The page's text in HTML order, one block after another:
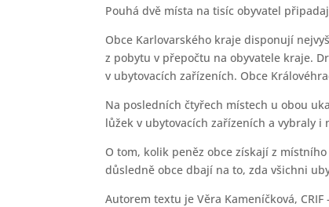
Pouhá dvě místa na tisíc obyvatel
Obce Karlovarského kraje disponují
z pobytu v přepočtu na obyvatele kraje.
v ubytovacích zařízeních. Obce
Na posledních čtyřech místech u obou
lůžek v ubytovacích zařízeních a vybraly
O tom, kolik peněz obce získají z
důsledně obce dbají na to, zda všichni
Autorem textu je Věra Kameníčková, CRIF